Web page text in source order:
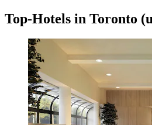
Top-Hotels in Toronto